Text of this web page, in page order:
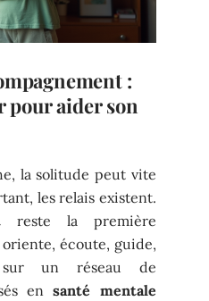
:
pour aider son
la solitude peut vite
les relais existent.
reste la première
écoute, guide,
un réseau de
ensanté mentale